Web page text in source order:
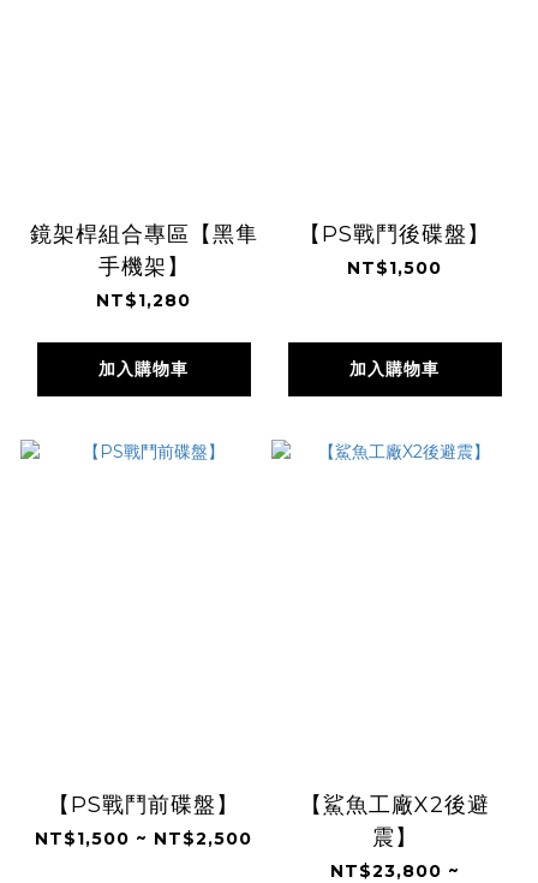
鏡架桿組合專區【黑隼
手機架】
NT$1,280
加入購物車
【PS戰鬥後碟盤】
NT$1,500
加入購物車
【PS戰鬥前碟盤】
NT$1,500 ~ NT$2,500
【鯊魚工廠X2後避
震】
NT$23,800 ~